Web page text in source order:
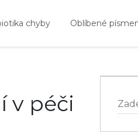
chyby Oblíbené
v péči